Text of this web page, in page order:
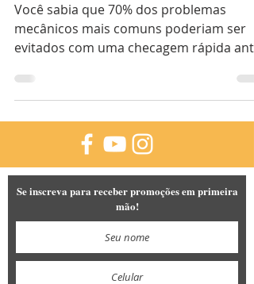
Você sabia que 70% dos problemas
mecânicos mais comuns poderiam ser
evitados com uma checagem rápida
Se inscreva para receber promoções em primeira
mão!